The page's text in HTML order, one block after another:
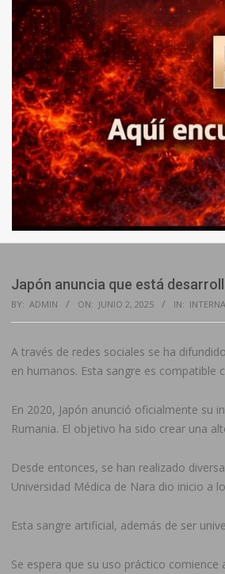
Japón anuncia que está
BY: ADMIN ON: JUNIO 2, 2025 IN:
A través de redes sociales se ha
en humanos. Esta sangre es compatible
En 2020, Japón anunció oficialmente su
Rumania. El objetivo ha sido crear una
Desde entonces, se han realizado
Universidad Médica de Nara dio inicio a
Esta sangre artificial, además de ser
Se espera que su uso práctico